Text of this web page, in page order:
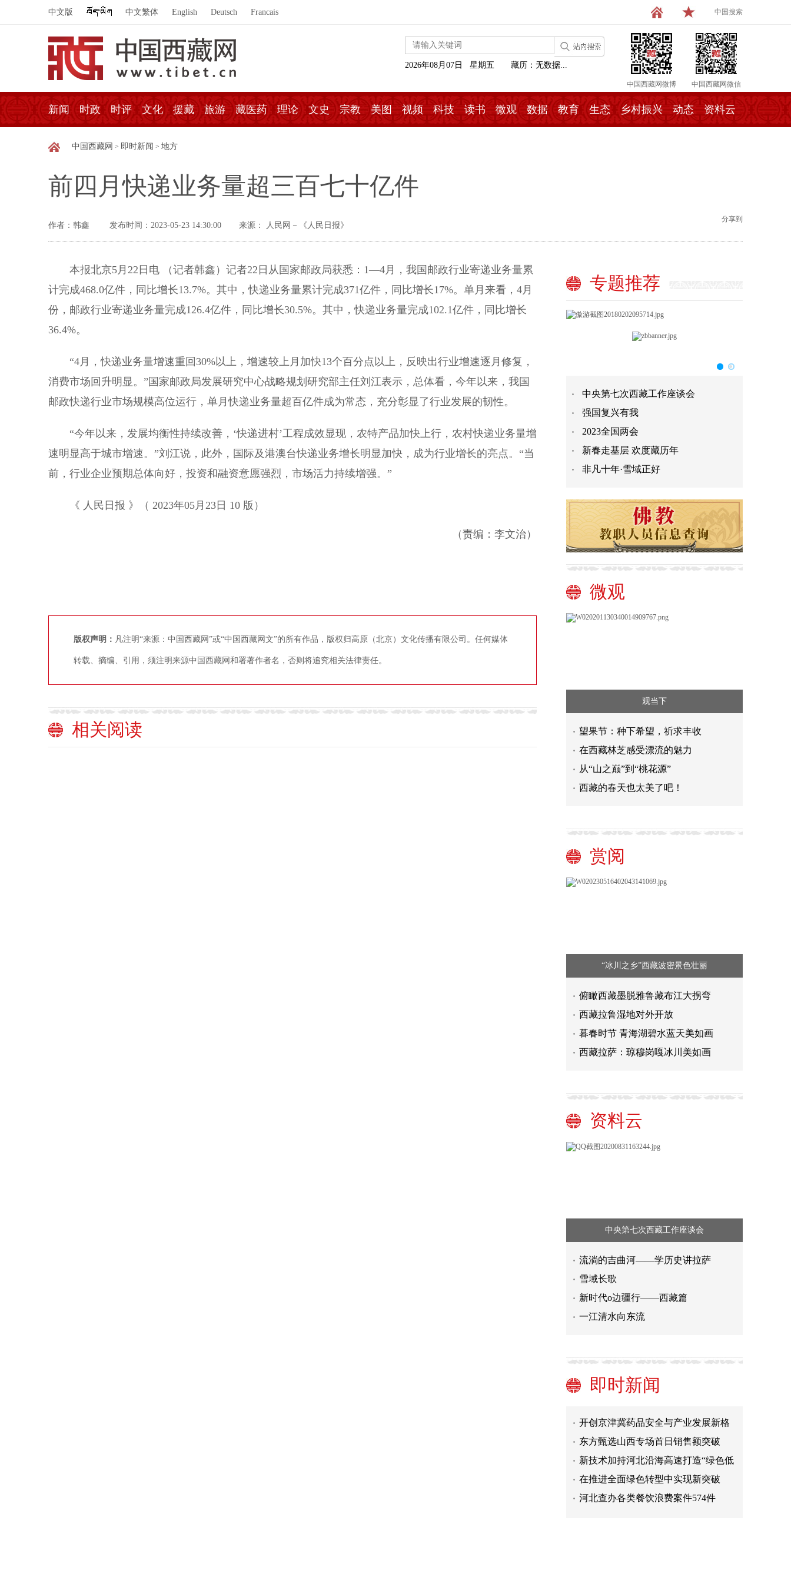
中文版 中文繁体 English Deutsch Francais 中国搜索
中国西藏网微博 中国西藏网微信
2026年08月07日 星期五 藏历：无数据...
新闻 时政 时评 文化 援藏 旅游 藏医药 理论 文史 宗教 美图 视频 科技 读书 微观 数据 教育 生态 乡村振兴 动态 资料云
中国西藏网 > 即时新闻 > 地方
前四月快递业务量超三百七十亿件
作者：韩鑫 发布时间：2023-05-23 14:30:00 来源： 人民网－《人民日报》
分享到
本报北京5月22日电 （记者韩鑫）记者22日从国家邮政局获悉：1—4月，我国邮政行业寄递业务量累
计完成468.0亿件，同比增长13.7%。其中，快递业务量累计完成371亿件，同比增长17%。单月来看，4月
份，邮政行业寄递业务量完成126.4亿件，同比增长30.5%。其中，快递业务量完成102.1亿件，同比增长
36.4%。
“4月，快递业务量增速重回30%以上，增速较上月加快13个百分点以上，反映出行业增速逐月修复，
消费市场回升明显。”国家邮政局发展研究中心战略规划研究部主任刘江表示，总体看，今年以来，我国
邮政快递行业市场规模高位运行，单月快递业务量超百亿件成为常态，充分彰显了行业发展的韧性。
“今年以来，发展均衡性持续改善，‘快递进村’工程成效显现，农特产品加快上行，农村快递业务量增
速明显高于城市增速。”刘江说，此外，国际及港澳台快递业务增长明显加快，成为行业增长的亮点。“当
前，行业企业预期总体向好，投资和融资意愿强烈，市场活力持续增强。”
《 人民日报 》（ 2023年05月23日 10 版）
（责编：李文治）
版权声明： 凡注明“来源：中国西藏网”或“中国西藏网文”的所有作品，版权归高原（北京）文化传播有限公司。任何媒体
转载、摘编、引用，须注明来源中国西藏网和署著作者名，否则将追究相关法律责任。
相关阅读
专题推荐
中央第七次西藏工作座谈会
强国复兴有我
2023全国两会
新春走基层 欢度藏历年
非凡十年·雪域正好
微观
观当下
望果节：种下希望，祈求丰收
在西藏林芝感受漂流的魅力
从“山之巅”到“桃花源”
西藏的春天也太美了吧！
赏阅
“冰川之乡”西藏波密景色壮丽
俯瞰西藏墨脱雅鲁藏布江大拐弯
西藏拉鲁湿地对外开放
暮春时节 青海湖碧水蓝天美如画
西藏拉萨：琼穆岗嘎冰川美如画
资料云
中央第七次西藏工作座谈会
流淌的吉曲河——学历史讲拉萨
雪域长歌
新时代o边疆行——西藏篇
一江清水向东流
即时新闻
全国一般公共预算收入同比增长11.9%
国）
我国流动科普项目累计服务公众超5亿
人次
全国热作产业产值年均增长近10%
2023京津冀国际生物医药和大健康产
业发展大会将在沧州举办
开创京津冀药品安全与产业发展新格
局东方甄选山西专场首日销售额突破
7500万元
新技术加持河北沿海高速打造“绿色低
在推进全面绿色转型中实现新突破
河北查办各类餐饮浪费案件574件